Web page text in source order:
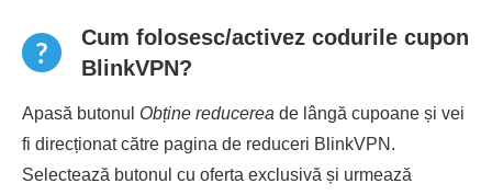
Cum folosesc/activez codurile cupon
BlinkVPN?
Apasă butonul Obține reducerea de lângă cupoane și vei
fi direcționat către pagina de reduceri BlinkVPN.
Selectează butonul cu oferta exclusivă și urmează